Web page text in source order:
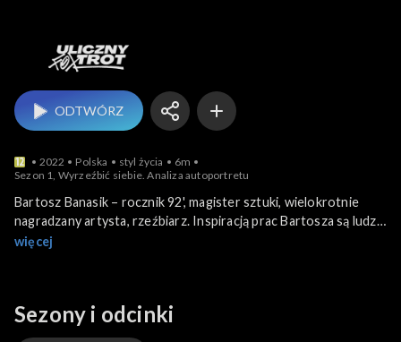
ODTWÓRZ
2022 Polska styl życia
6m
Sezon 1, Wyrzeźbić siebie. Analiza autoportretu
Bartosz Banasik – rocznik 92', magister sztuki, wielokrotnie
nagradzany artysta, rzeźbiarz. Inspiracją prac Bartosza są ludzie
i ich przeżycia. Artysta uważa, że każdy z nas jest dziełem
odrzucimy.
więcej
Sezony i odcinki